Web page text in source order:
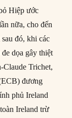
Hiệp ước
nữa, cho đến
đó, khi các
dọa gây thiệt
Claude Trichet,
đương
phủ Ireland
Ireland trừ